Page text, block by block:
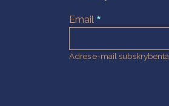
Email
Adres e-mail subskrybenta.